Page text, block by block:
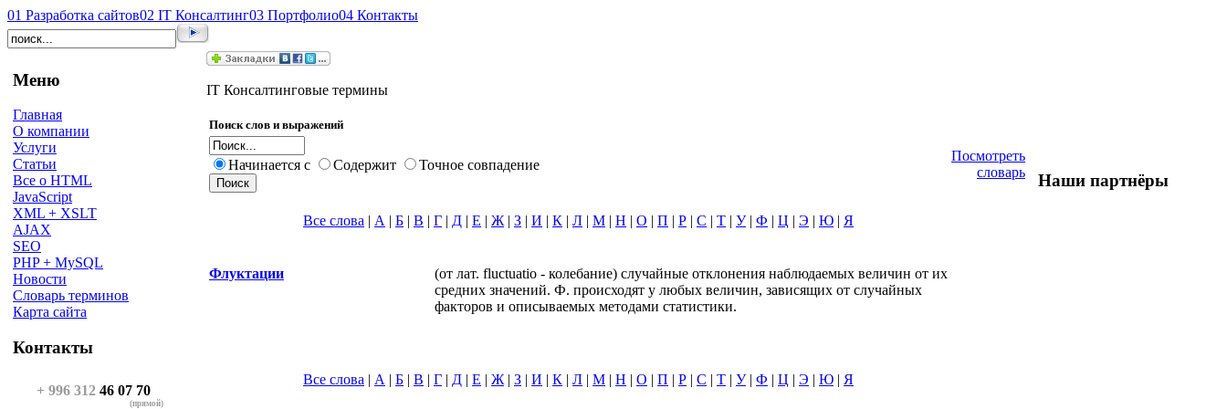
01 Разработка сайтов02 IT Консалтинг03 Портфолио04 Контакты
Меню
Главная
О компании
Услуги
Статьи
Все о HTML
JavaScript
XML + XSLT
AJAX
SEO
PHP + MySQL
Новости
Словарь терминов
Карта сайта
Контакты
+ 996 312 46 07 70
(прямой)
IT Консалтинговые термины
Поиск слов и выражений
Начинается с Содержит Точное совпадение
Посмотреть
словарь
Все слова | А | Б | В | Г | Д | Е | Ж | З | И | К | Л | М | Н | О | П | Р | С | Т | У| Ф | Ц | Э | Ю | Я
Флуктации
(от лат. fluctuatio - колебание) случайные отклонения наблюдаемых величин от их
средних значений. Ф. происходят у любых величин, зависящих от случайных
факторов и описываемых методами статистики.
Все слова | А | Б | В | Г | Д | Е | Ж | З | И | К | Л | М | Н | О | П | Р | С | Т | У| Ф | Ц | Э | Ю | Я
Наши партнёры